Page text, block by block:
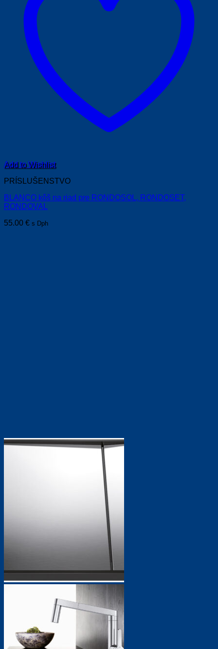
Add to Wishlist
PRÍSLUŠENSTVO
BLANCO kôš na riad pre RONDOSOL, RONDOSET,
RONDOVAL
55.00 € s Dph